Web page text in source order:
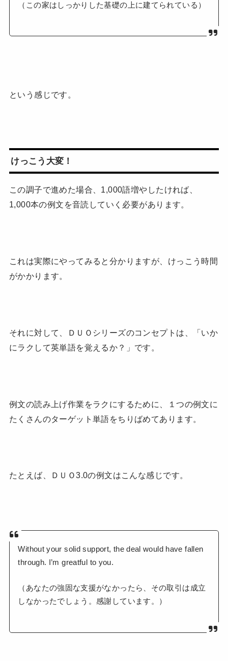
（この家はしっかりした基礎の上に建てられている）
という感じです。
けっこう大変！
この調子で進めた場合、1,000語増やしたければ、
1,000本の例文を音読していく必要があります。
これは実際にやってみると分かりますが、けっこう時間
がかかります。
それに対して、ＤＵＯシリーズのコンセプトは、「いか
にラクして英単語を覚えるか？」です。
例文の読み上げ作業をラクにするために、１つの例文に
たくさんのターゲット単語をちりばめてあります。
たとえば、ＤＵＯ3.0の例文はこんな感じです。
Without your solid support, the deal would have fallen
through. I’m greatful to you.
（あなたの強固な支援がなかったら、その取引は成立
しなかったでしょう。感謝しています。）